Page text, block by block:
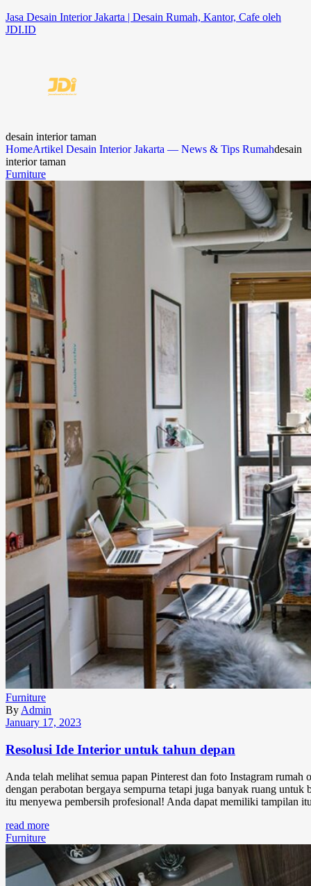
Jasa Desain Interior Jakarta | Desain Rumah, Kantor, Cafe oleh
JDI.ID
desain interior taman
HomeArtikel Desain Interior Jakarta — News & Tips Rumahdesain
interior taman
Furniture
Furniture
By Admin
January 17, 2023
Resolusi Ide Interior untuk tahun depan
Anda telah melihat semua papan Pinterest dan foto Instagram
dengan perabotan bergaya sempurna tetapi juga banyak ruang
itu menyewa pembersih profesional! Anda dapat memiliki tampilan
read more
Furniture